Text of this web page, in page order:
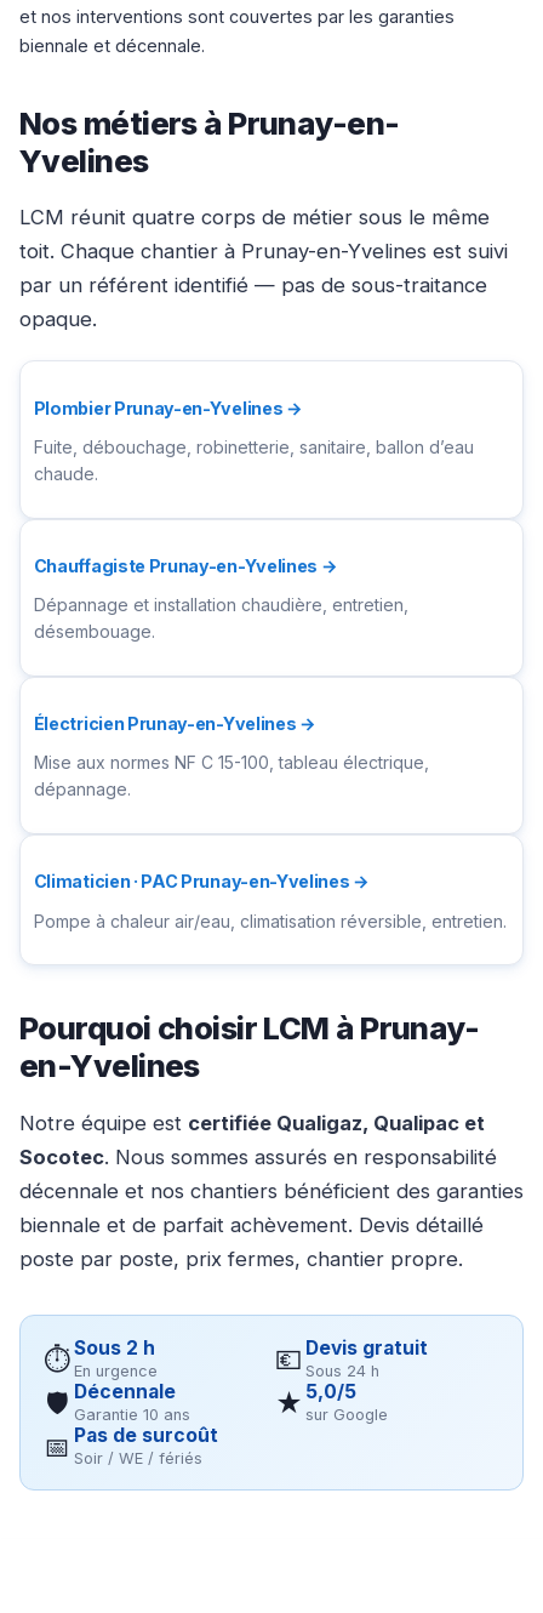
et nos interventions sont couvertes par les garanties
biennale et décennale.
Nos métiers à Prunay-en-
Yvelines
LCM réunit quatre corps de métier sous le même
toit. Chaque chantier à Prunay-en-Yvelines est suivi
par un référent identifié — pas de sous-traitance
opaque.
Plombier Prunay-en-Yvelines →
Fuite, débouchage, robinetterie, sanitaire, ballon d’eau
chaude.
Chauffagiste Prunay-en-Yvelines →
Dépannage et installation chaudière, entretien,
désembouage.
Électricien Prunay-en-Yvelines →
Mise aux normes NF C 15-100, tableau électrique,
dépannage.
Climaticien · PAC Prunay-en-Yvelines →
Pompe à chaleur air/eau, climatisation réversible, entretien.
Pourquoi choisir LCM à Prunay-
en-Yvelines
Notre équipe est certifiée Qualigaz, Qualipac et
Socotec. Nous sommes assurés en responsabilité
décennale et nos chantiers bénéficient des garanties
biennale et de parfait achèvement. Devis détaillé
poste par poste, prix fermes, chantier propre.
⏱Sous 2 h
En urgence 💶 Devis gratuit
Sous 24 h
🛡 Décennale
Garantie 10 ans ★ 5,0/5
sur Google
📅 Pas de surcoût
Soir / WE / fériés